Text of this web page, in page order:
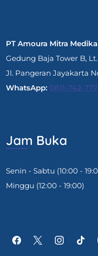
PT Amoura Mitra Medika
Gedung Baja Tower B,
Jl. Pangeran Jayakarta
WhatsApp: 0811-742-777
Jam Buka
Senin - Sabtu (10:00 -
Minggu (12:00 - 19:00)